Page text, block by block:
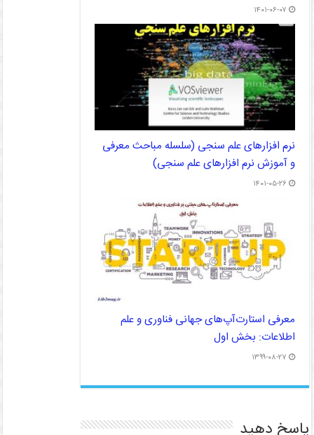
۱۴۰۱-۰۶-۰۷
نرم افزارهای علم سنجی (سلسله مباحث معرفی
و آموزش نرم افزارهای علم سنجی)
۱۴۰۱-۰۵-۲۶
معرفی استارت‌آپ‌های جهانی فناوری و علم
اطلاعات: بخش اول
۱۳۹۹-۰۸-۲۷
پاسخ دهید